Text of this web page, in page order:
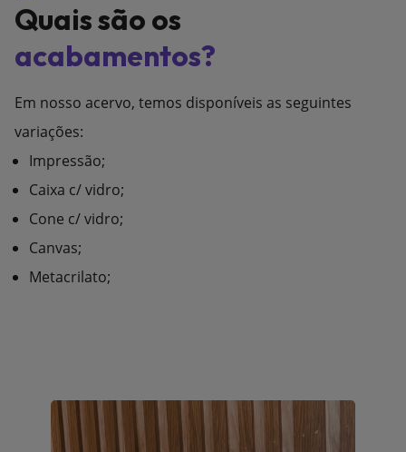
Quais são os
acabamentos?
Em nosso acervo, temos disponíveis as seguintes
variações:
Impressão;
Caixa c/ vidro;
Cone c/ vidro;
Canvas;
Metacrilato;